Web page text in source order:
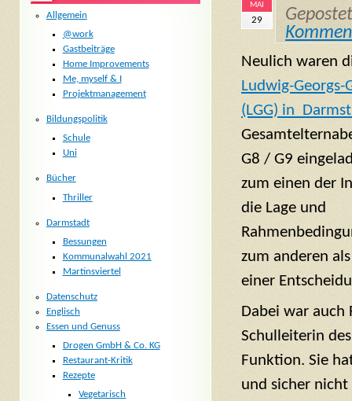
MAI
29
Neulich waren
Ludwig-Georgs-
(LGG) in
G8 / G9
zum einen der
die Lage und
zum anderen
einer
Dabei war auch
Schulleiterin
Funktion. Sie
und sicher
Allgemein
@work
Gastbeiträge
Home Improvements
Me, myself & I
Projektmanagement
Bildungspolitik
Schule
Uni
Bücher
Thriller
Darmstadt
Bessungen
Kommunalwahl 2021
Martinsviertel
Datenschutz
Englisch
Essen und Genuss
Drogen GmbH & Co. KG
Restaurant-Kritik
Rezepte
Vegetarisch